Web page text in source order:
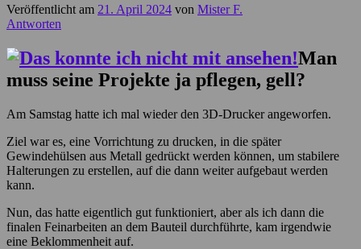
Veröffentlicht am 21. April 2024 von Mister F.
Antworten
Man
muss seine Projekte ja pflegen, gell?
Am Samstag hatte ich mal wieder den 3D-Drucker angeworfen.
Ziel war es, eine Vorrichtung zu drucken, in die später
Gewindehülsen aus Metall gedrückt werden können, um stabilere
Halterungen zu erstellen, auf die dann weiter aufgebaut werden
kann.
Nun, das hatte eigentlich gut funktioniert, aber als ich dann die
finalen Feinarbeiten an dem Bauteil durchführte, kam irgendwie
eine Beklommenheit auf.